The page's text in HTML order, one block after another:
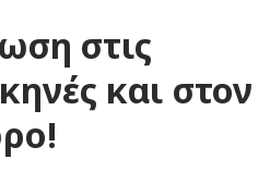
στις
και στον